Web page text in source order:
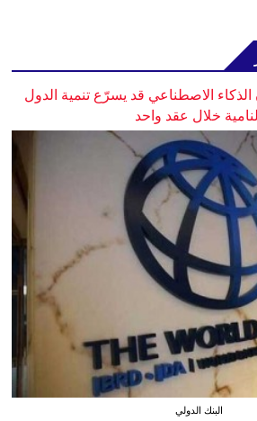
الذكاء الاصطناعي قد يسرّع تنمية الدول
النامية خلال عقد واحد
البنك الدولي